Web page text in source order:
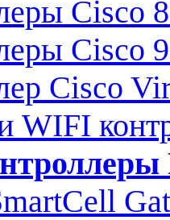
Cisco
Cisco
Cisco
WIFI